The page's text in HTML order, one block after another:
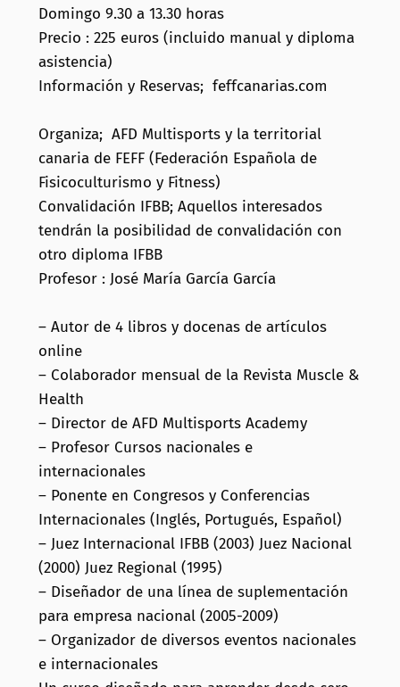
Domingo 9.30 a 13.30 horas
Precio : 225 euros (incluido manual y diploma
asistencia)
Información y Reservas; feffcanarias.com
Organiza; AFD Multisports y la territorial
canaria de FEFF (Federación Española de
Fisicoculturismo y Fitness)
Convalidación IFBB; Aquellos interesados
tendrán la posibilidad de convalidación con
otro diploma IFBB
Profesor : José María García García
– Autor de 4 libros y docenas de artículos
online
– Colaborador mensual de la Revista Muscle &
Health
– Director de AFD Multisports Academy
– Profesor Cursos nacionales e
internacionales
– Ponente en Congresos y Conferencias
Internacionales (Inglés, Portugués, Español)
– Juez Internacional IFBB (2003) Juez Nacional
(2000) Juez Regional (1995)
– Diseñador de una línea de suplementación
para empresa nacional (2005-2009)
– Organizador de diversos eventos nacionales
e internacionales